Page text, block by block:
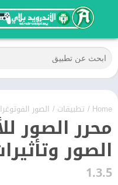
Home
/ تطبيقات / الصور
محرر الصور
الصور
1.3.5